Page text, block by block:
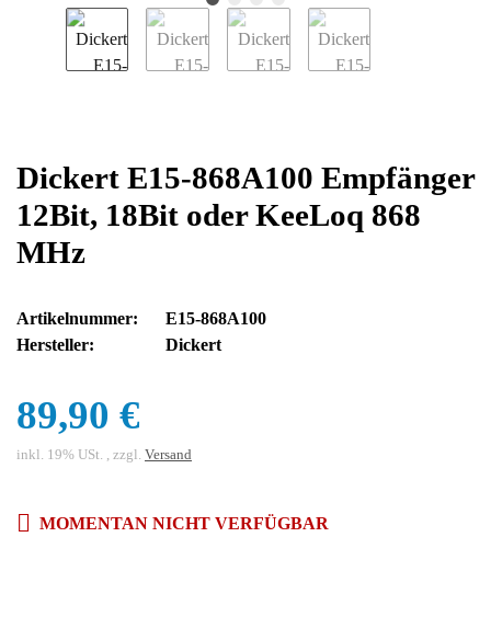
Dickert E15-868A100 Empfänger
12Bit, 18Bit oder KeeLoq 868
MHz
Artikelnummer:
E15-868A100
Hersteller:
Dickert
89,90 €
inkl. 19% USt. , zzgl. Versand
MOMENTAN NICHT VERFÜGBAR